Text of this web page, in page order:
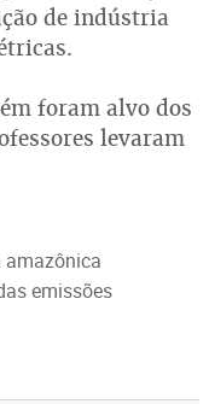
de indústria
foram alvo dos
levaram
amazônica
emissões